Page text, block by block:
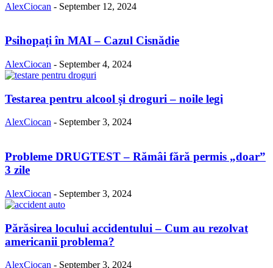
AlexCiocan - September 12, 2024
Psihopați în MAI – Cazul Cisnădie
AlexCiocan - September 4, 2024
Testarea pentru alcool și droguri – noile legi
AlexCiocan - September 3, 2024
Probleme DRUGTEST – Rămâi fără permis „doar”
3 zile
AlexCiocan - September 3, 2024
Părăsirea locului accidentului – Cum au rezolvat
americanii problema?
AlexCiocan - September 3, 2024